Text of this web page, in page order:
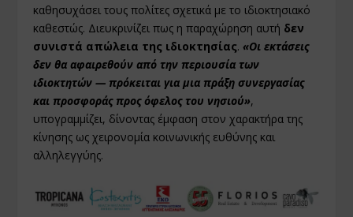
καθησυχάσει τους πολίτες σχετικά με το ιδιοκτησιακό
καθεστώς. Διευκρινίζει πως η παραχώρηση αυτή δεν
συνιστά απώλεια της ιδιοκτησίας.«Οι εκτάσεις
δεν θα αφαιρεθούν από την περιουσία των
ιδιοκτητών — πρόκειται για μια πράξη συνεργασίας
και προσφοράς προς όφελος του νησιού»,
υπογραμμίζει, δίνοντας έμφαση στον χαρακτήρα της
κίνησης ως χειρονομία κοινωνικής ευθύνης και
αλληλεγγύης.